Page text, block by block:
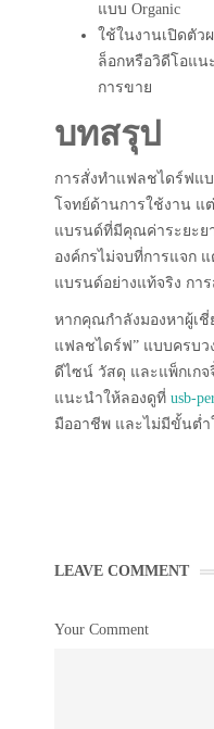
แบบ Organic
ใช้ในงานเปิดตั
ล็อกหรือวิดีโอแน
การขาย
บทสรุป
การสั่งทำแฟลชไดร์ฟแบ
โจทย์ด้านการใช้งาน แ
แบรนด์ที่มีคุณค่าระยะย
องค์กรไม่จบที่การแจก
แบรนด์อย่างแท้จริง กา
หากคุณกำลังมองหาผู้เ
แฟลชไดร์ฟ” แบบครบว
ดีไซน์ วัสดุ และแพ็กเก
แนะนำให้ลองดูที่ usb-
มืออาชีพ และไม่มีขั้นต่ำ
LEAVE COMMENT
Your Comment